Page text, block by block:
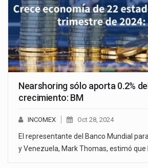
Nearshoring sólo aporta 0.2%
crecimiento: BM
INCOMEX Oct 28, 2024
El representante del Banco Mundial
y Venezuela, Mark Thomas, estimó que